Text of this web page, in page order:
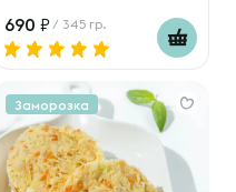
690 / 345 гр.
Заморозка